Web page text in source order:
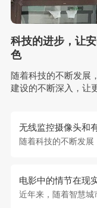
科技的进步，让
色
随着科技的不断发展
建设的不断深入，让